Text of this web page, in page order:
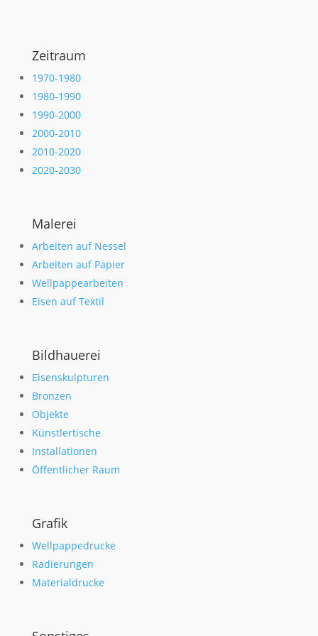
Zeitraum
1970-1980
1980-1990
1990-2000
2000-2010
2010-2020
2020-2030
Malerei
Arbeiten auf Nessel
Arbeiten auf Papier
Wellpappearbeiten
Eisen auf Textil
Bildhauerei
Eisenskulpturen
Bronzen
Objekte
Künstlertische
Installationen
Öffentlicher Raum
Grafik
Wellpappedrucke
Radierungen
Materialdrucke